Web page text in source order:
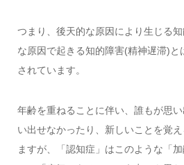
つまり、後天的な原因により生じる
な原因で起きる知的障害(精神遅滞)と
されています。
年齢を重ねることに伴い、誰もが思
い出せなかったり、新しいことを覚
ますが、「認知症」はこのような「